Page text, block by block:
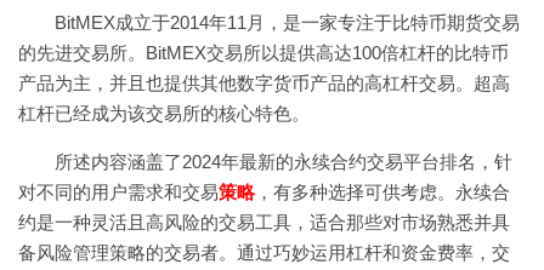
BitMEX成立于2014年11月，是一家专注于比特币期货交易
的先进交易所。BitMEX交易所以提供高达100倍杠杆的比特币
产品为主，并且也提供其他数字货币产品的高杠杆交易。超高
杠杆已经成为该交易所的核心特色。
所述内容涵盖了2024年最新的永续合约交易平台排名，针
对不同的用户需求和交易策略 ，有多种选择可供考虑。永续合
约是一种灵活且高风险的交易工具，适合那些对市场熟悉并具
备风险管理策略的交易者。通过巧妙运用杠杆和资金费率，交